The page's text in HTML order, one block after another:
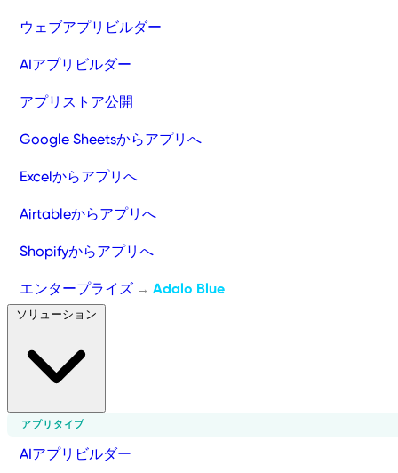
ウェブアプリビルダー
AIアプリビルダー
アプリストア公開
Google Sheetsからアプリへ
Excelからアプリへ
Airtableからアプリへ
Shopifyからアプリへ
エンタープライズ → Adalo Blue
アプリタイプ
AIアプリビルダー